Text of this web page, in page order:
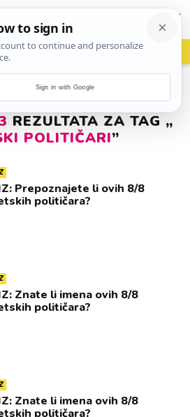
vrh! woot?!
REZULTATA ZA TAG „
POLITIČARI”
Prepoznajete li ovih 8/8
političara?
Znate li imena ovih 8/8
političara?
Znate li imena ovih 8/8
političara?
Sign in with Google